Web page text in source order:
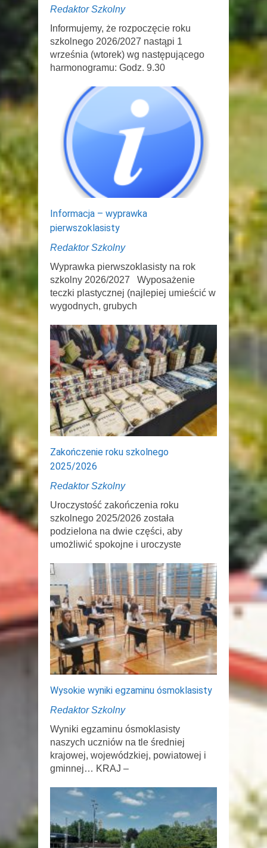
Redaktor Szkolny
Informujemy, że rozpoczęcie roku
szkolnego 2026/2027 nastąpi 1
września (wtorek) wg następującego
harmonogramu: Godz. 9.30
Informacja – wyprawka
pierwszoklasisty
Redaktor Szkolny
Wyprawka pierwszoklasisty na rok
szkolny 2026/2027 Wyposażenie
teczki plastycznej (najlepiej umieścić w
wygodnych, grubych
Zakończenie roku szkolnego
2025/2026
Redaktor Szkolny
Uroczystość zakończenia roku
szkolnego 2025/2026 została
podzielona na dwie części, aby
umożliwić spokojne i uroczyste
Wysokie wyniki egzaminu ósmoklasisty
Redaktor Szkolny
Wyniki egzaminu ósmoklasisty
naszych uczniów na tle średniej
krajowej, wojewódzkiej, powiatowej i
gminnej… KRAJ –